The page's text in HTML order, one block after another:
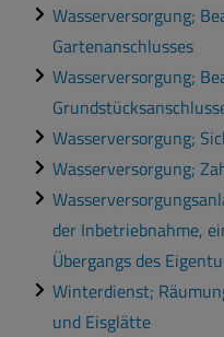
Wasserversorgung;
Gartenanschlusses
Wasserversorgung;
Wasserversorgung;
Wasserversorgung;
der Inbetriebnahme,
Übergangs des
Winterdienst;
und Eisglätte